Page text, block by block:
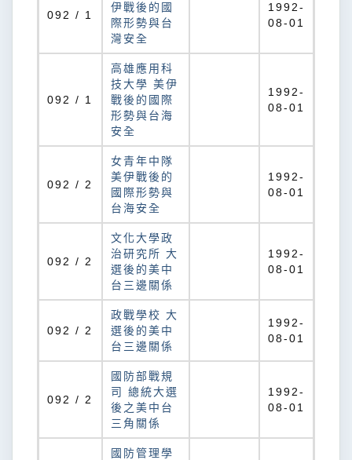
092 / 1
伊戰後的國
際形勢與台
灣安全
1992-
08-01
092 / 1
高雄應用科
技大學 美伊
戰後的國際
形勢與台海
安全
1992-
08-01
092 / 2
女青年中隊
美伊戰後的
國際形勢與
台海安全
1992-
08-01
092 / 2
文化大學政
治研究所 大
選後的美中
台三邊關係
1992-
08-01
092 / 2
政戰學校 大
選後的美中
台三邊關係
1992-
08-01
092 / 2
國防部戰規
司 總統大選
後之美中台
三角關係
1992-
08-01
國防管理學